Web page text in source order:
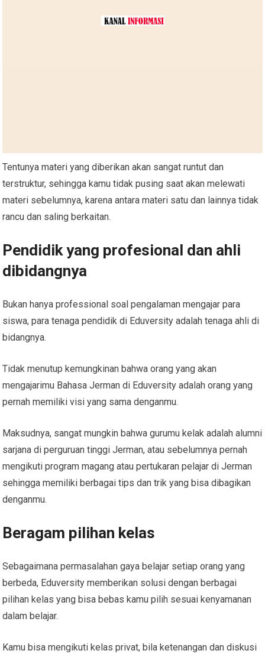
Tentunya materi yang diberikan akan sangat runtut dan
terstruktur, sehingga kamu tidak pusing saat akan melewati
materi sebelumnya, karena antara materi satu dan lainnya tidak
rancu dan saling berkaitan.
Pendidik yang profesional dan ahli
dibidangnya
Bukan hanya professional soal pengalaman mengajar para
siswa, para tenaga pendidik di Eduversity adalah tenaga ahli di
bidangnya.
Tidak menutup kemungkinan bahwa orang yang akan
mengajarimu Bahasa Jerman di Eduversity adalah orang yang
pernah memiliki visi yang sama denganmu.
Maksudnya, sangat mungkin bahwa gurumu kelak adalah alumni
sarjana di perguruan tinggi Jerman, atau sebelumnya pernah
mengikuti program magang atau pertukaran pelajar di Jerman
sehingga memiliki berbagai tips dan trik yang bisa dibagikan
denganmu.
Beragam pilihan kelas
Sebagaimana permasalahan gaya belajar setiap orang yang
berbeda, Eduversity memberikan solusi dengan berbagai
pilihan kelas yang bisa bebas kamu pilih sesuai kenyamanan
dalam belajar.
Kamu bisa mengikuti kelas privat, bila ketenangan dan diskusi